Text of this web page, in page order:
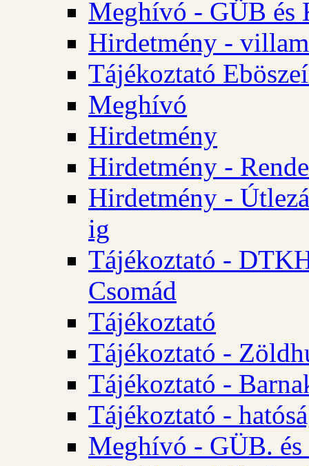
Meghívó - GÜB és
Hirdetmény -
Tájékoztató
Meghívó
Hirdetmény
Hirdetmény -
Hirdetmény -
ig
Tájékoztató -
Csomád
Tájékoztató
Tájékoztató -
Tájékoztató -
Tájékoztató -
Meghívó - GÜB.